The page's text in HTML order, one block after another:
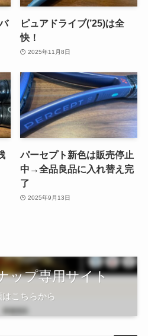
ピュアドライブ(’25)は全
快！
2025年11月8日
パーセプト新色は販売停止
中→全品良品に入れ替え完
了
2025年9月13日
ップ専用サイト
はこちらから